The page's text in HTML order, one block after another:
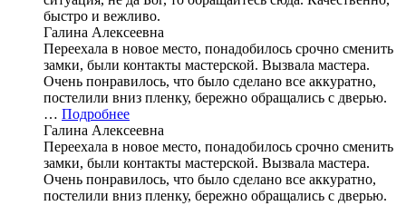
быстро и вежливо.
Галина Алексеевна
Переехала в новое место, понадобилось срочно сменить
замки, были контакты мастерской. Вызвала мастера.
Очень понравилось, что было сделано все аккуратно,
постелили вниз пленку, бережно обращались с дверью.
… Подробнее
Галина Алексеевна
Переехала в новое место, понадобилось срочно сменить
замки, были контакты мастерской. Вызвала мастера.
Очень понравилось, что было сделано все аккуратно,
постелили вниз пленку, бережно обращались с дверью.